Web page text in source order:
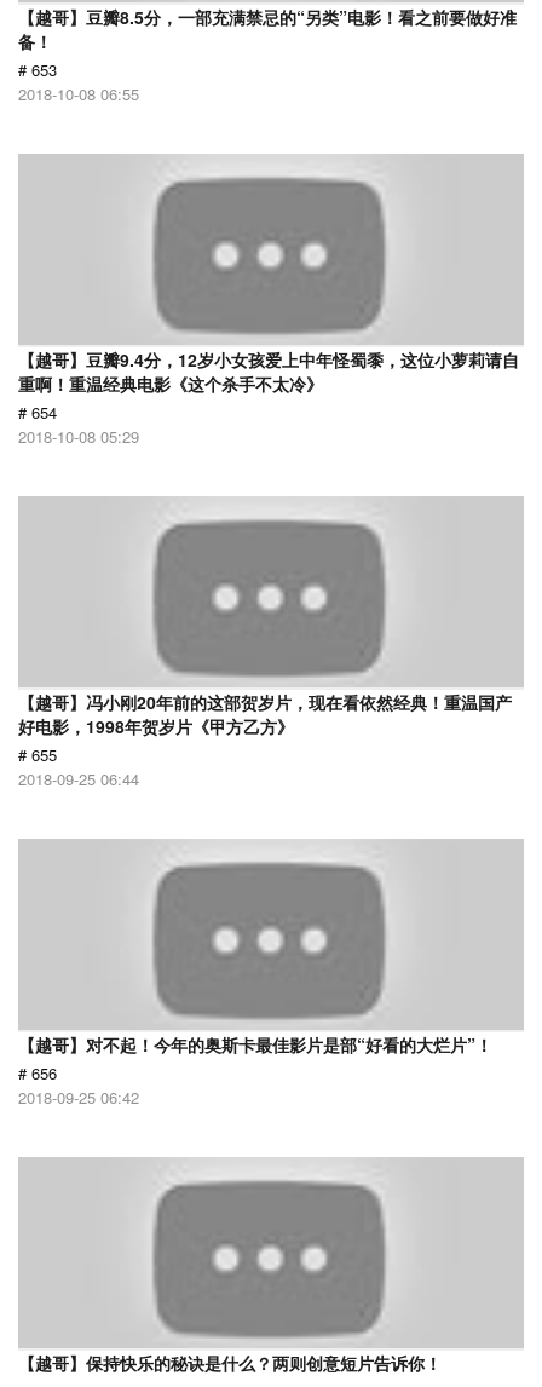
【越哥】豆瓣8.5分，一部充满禁忌的“另类”电影！看之前要做好准
备！
# 653
2018-10-08 06:55
【越哥】豆瓣9.4分，12岁小女孩爱上中年怪蜀黍，这位小萝莉请自
重啊！重温经典电影《这个杀手不太冷》
# 654
2018-10-08 05:29
【越哥】冯小刚20年前的这部贺岁片，现在看依然经典！重温国产
好电影，1998年贺岁片《甲方乙方》
# 655
2018-09-25 06:44
【越哥】对不起！今年的奥斯卡最佳影片是部“好看的大烂片”！
# 656
2018-09-25 06:42
【越哥】保持快乐的秘诀是什么？两则创意短片告诉你！